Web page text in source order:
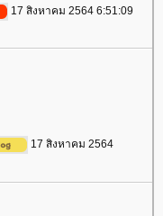
17 สิงหาคม 2564 6:51:09
17 สิงหาคม 2564